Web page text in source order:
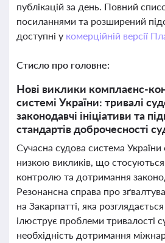
публікацій за день. Повний
посиланнями та розширений
доступні у комерційній версії
Стисло про головне:
Нові виклики комплаєнс-
системі України: тривалі
законодавчі ініціативи та
стандартів доброчесності
Сучасна судова система України
низкою викликів, що
контролю та дотримання
Резонансна справа про
на Закарпатті, яка
ілюструє проблеми тривалості
необхідність дотримання